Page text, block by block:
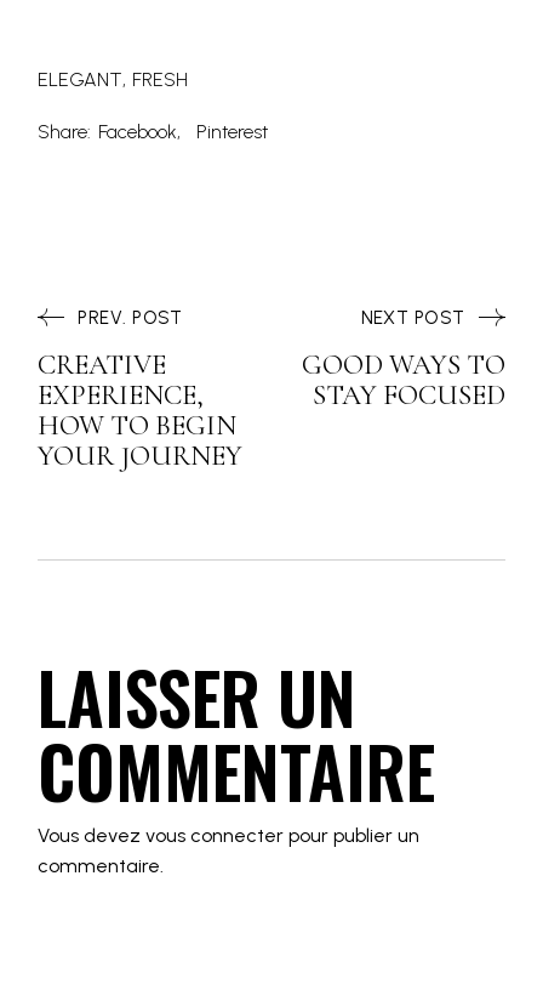
ELEGANT FRESH
Share: Facebook Pinterest
PREV. POST
CREATIVE
EXPERIENCE,
HOW TO BEGIN
YOUR JOURNEY
GOOD WAYS TO
STAY FOCUSED
NEXT POST
LAISSER UN
COMMENTAIRE
Vous devezvous connecter pour publier un
commentaire.